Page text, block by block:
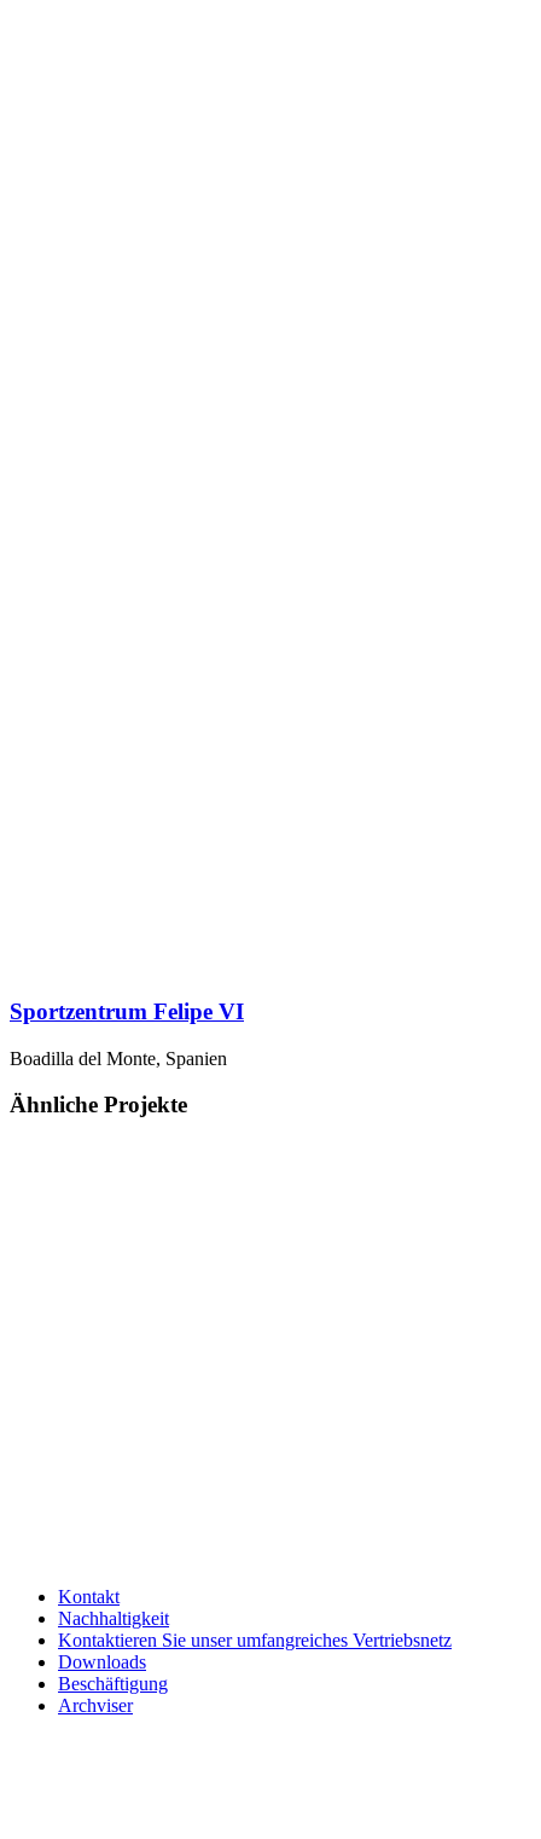
Sportzentrum Felipe VI
Boadilla del Monte, Spanien
Ähnliche Projekte
Kontakt
Nachhaltigkeit
Kontaktieren Sie unser umfangreiches Vertriebsnetz
Downloads
Beschäftigung
Archviser